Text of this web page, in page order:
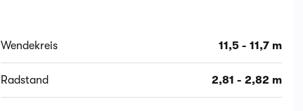
Wendekreis 11,5 - 11,7 m
Radstand 2,81 - 2,82 m